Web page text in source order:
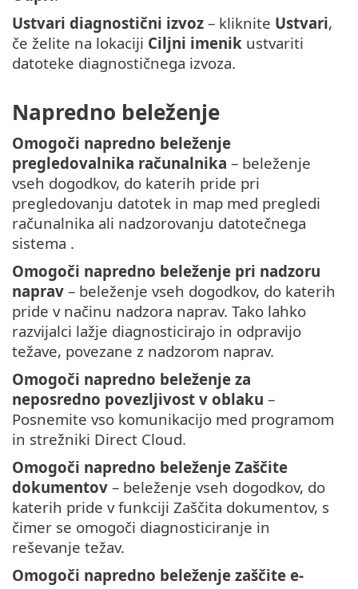
Ustvari diagnostični izvoz – kliknite Ustvari,
če želite na lokaciji Ciljni imenik ustvariti
datoteke diagnostičnega izvoza.
Napredno beleženje
Omogoči napredno beleženje
pregledovalnika računalnika – beleženje
vseh dogodkov, do katerih pride pri
pregledovanju datotek in map med pregledi
računalnika ali nadzorovanju datotečnega
sistema .
Omogoči napredno beleženje pri nadzoru
naprav – beleženje vseh dogodkov, do katerih
pride v načinu nadzora naprav. Tako lahko
razvijalci lažje diagnosticirajo in odpravijo
težave, povezane z nadzorom naprav.
Omogoči napredno beleženje za
neposredno povezljivost v oblaku –
Posnemite vso komunikacijo med programom
in strežniki Direct Cloud.
Omogoči napredno beleženje Zaščite
dokumentov – beleženje vseh dogodkov, do
katerih pride v funkciji Zaščita dokumentov, s
čimer se omogoči diagnosticiranje in
reševanje težav.
Omogoči napredno beleženje zaščite e-